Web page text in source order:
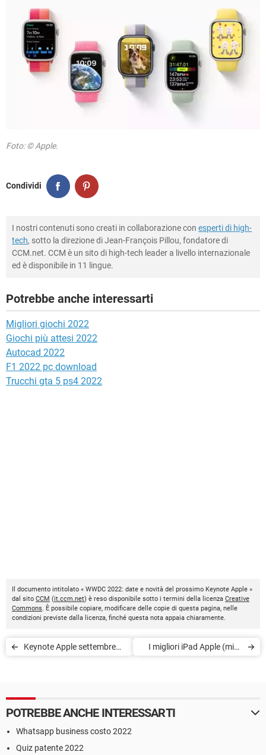
Foto: © Apple.
Condividi
I nostri contenuti sono creati in collaborazione con esperti di high-
tech, sotto la direzione di Jean-François Pillou, fondatore di
CCM.net. CCM è un sito di high-tech leader a livello internazionale
ed è disponibile in 11 lingue.
Potrebbe anche interessarti
Migliori giochi 2022
Giochi più attesi 2022
Autocad 2022
F1 2022 pc download
Trucchi gta 5 ps4 2022
Il documento intitolato « WWDC 2022: date e novità del prossimo Keynote Apple »
dal sito CCM (it.ccm.net) è reso disponibile sotto i termini della licenza Creative
Commons. È possibile copiare, modificare delle copie di questa pagina, nelle
condizioni previste dalla licenza, finché questa nota appaia chiaramente.
Keynote Apple settembre
I migliori iPad Apple (mini,
POTREBBE ANCHE INTERESSARTI
Whatsapp business costo 2022
Quiz patente 2022